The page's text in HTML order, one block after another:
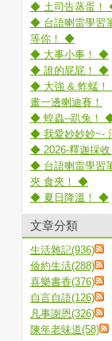
◆ 土司告蒸蛋！
◆ 台語喇雷學習
等你！ ◆
◆ 大事小事！ ◆
◆ 誰的屁屁！ ◆
◆ 大強 & 蚱蜢
畫一邊喇迪賽！
◆ 蝗蟲--趴兔！
◆ 我愛妙妙妙~-
◆ 2026-釋迦採
◆ 台語喇雷學習
夾 食夾！ ◆
◆ 夏日降溫！ ◆
文章分類
生活雜記(936)
儉約生活(288)
喜樂書香(376)
自言自語(126)
凡事謝恩(326)
陳年老味道(58)